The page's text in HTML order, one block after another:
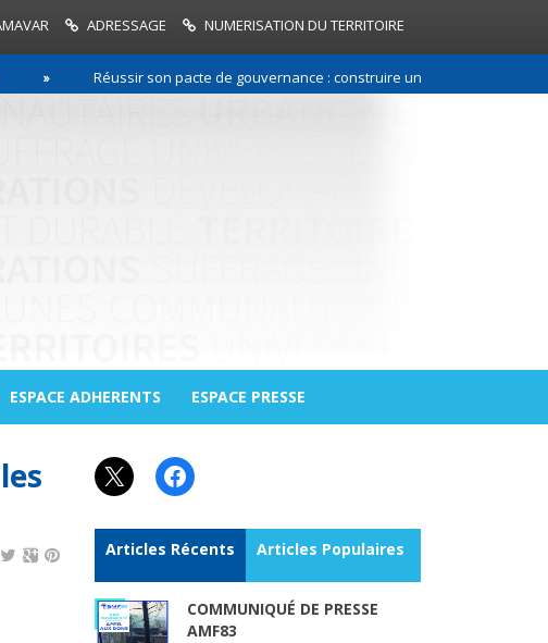
ADRESSAGE NUMERISATION DU TERRITOIRE
Réussir son pacte de gouvernance : construire une relation de
ESPACE ADHERENTS ESPACE PRESSE
X Facebook
Articles Récents Articles Populaires
COMMUNIQUÉ DE PRESSE
AMF83